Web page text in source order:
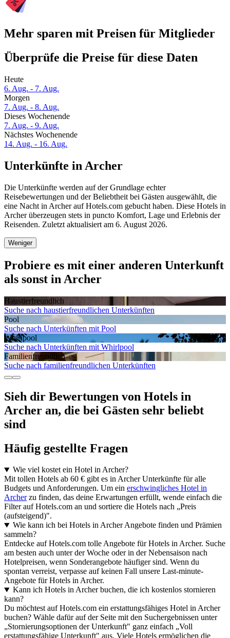
Mehr sparen mit Preisen für Mitglieder
Überprüfe die Preise für diese Daten
Heute
6. Aug. - 7. Aug.
Morgen
7. Aug. - 8. Aug.
Dieses Wochenende
7. Aug. - 9. Aug.
Nächstes Wochenende
14. Aug. - 16. Aug.
Unterkünfte in Archer
Die Unterkünfte werden auf der Grundlage echter
Reisebewertungen und der Beliebtheit bei Gästen ausgewählt, die
eine Nacht in Archer auf Hotels.com gebucht haben. Diese Hotels in
Archer überzeugen stets in puncto Komfort, Lage und Erlebnis der
Reisenden. Zuletzt aktualisiert am 6. August 2026.
Weniger
Probiere es mit einer anderen Unterkunft
als sonst in Archer
Haustier­freundlich
Suche nach haustierfreundlichen Unterkünften
Pool
Suche nach Unterkünften mit Pool
Whirlpool
Suche nach Unterkünften mit Whirlpool
Familien­freundlich
Suche nach familienfreundlichen Unterkünften
Sieh dir Bewertungen von Hotels in
Archer an, die bei Gästen sehr beliebt
sind
Häufig gestellte Fragen
Wie viel kostet ein Hotel in Archer?
Mit tollen Hotels ab 60 € gibt es in Archer Unterkünfte für alle
Budgets und Anforderungen. Um ein erschwingliches Hotel in
Archerzu finden, das deine Erwartungen erfüllt, wende einfach die
Filter auf Hotels.com an und sortiere die Hotels nach „Preis
(aufsteigend)".
Wie kann ich bei Hotels in Archer Angebote finden und Prämien
sammeln?
Entdecke auf Hotels.com tolle Angebote für Hotels in Archer. Suche
am besten auch unter der Woche oder in der Nebensaison nach
Hotelpreisen, wenn Sonderangebote häufiger sind. Wenn du
spontan verreist, verpasse auf keinen Fall unsere Last-minute-
Angebote für Hotels in Archer.
Kann ich Hotels in Archer buchen, die ich kostenlos stornieren
kann?
Du möchtest auf Hotels.com ein erstattungsfähiges Hotel in Archer
buchen? Wähle dafür auf der Seite mit den Suchergebnissen unter
„Stornierungsoptionen der Unterkunft" ganz einfach „Voll
erstattungsfähige Unterkunft" aus. Viele Hotels ermöglichen die